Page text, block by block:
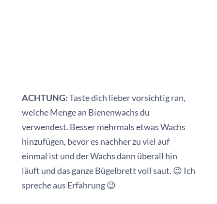
ACHTUNG:Taste dich lieber vorsichtig ran,
welche Menge an Bienenwachs du
verwendest. Besser mehrmals etwas Wachs
hinzufügen, bevor es nachher zu viel auf
einmal ist und der Wachs dann überall hin
läuft und das ganze Bügelbrett voll saut. 😉 Ich
spreche aus Erfahrung 😉